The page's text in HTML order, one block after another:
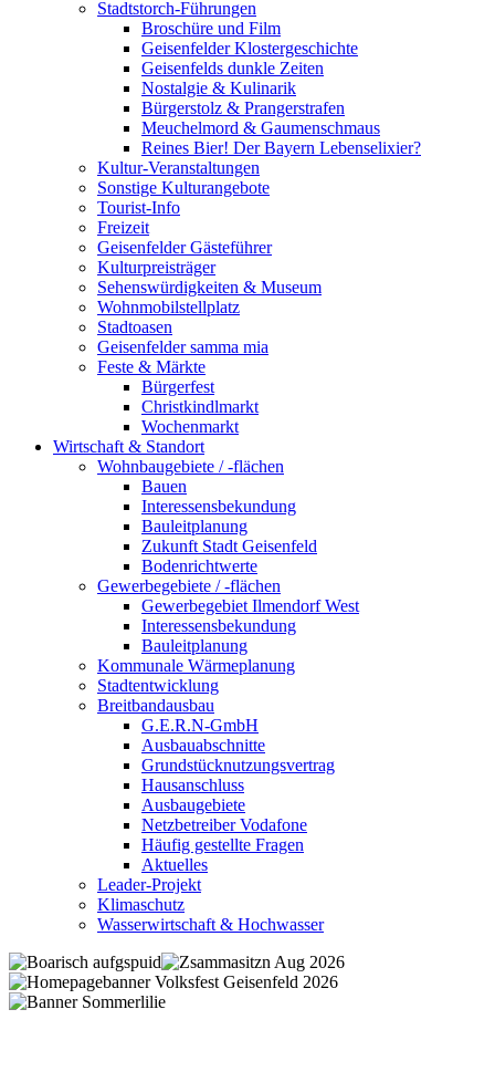
Stadtstorch-Führungen
Broschüre und Film
Geisenfelder Klostergeschichte
Geisenfelds dunkle Zeiten
Nostalgie & Kulinarik
Bürgerstolz & Prangerstrafen
Meuchelmord & Gaumenschmaus
Reines Bier! Der Bayern Lebenselixier?
Kultur-Veranstaltungen
Sonstige Kulturangebote
Tourist-Info
Freizeit
Geisenfelder Gästeführer
Kulturpreisträger
Sehenswürdigkeiten & Museum
Wohnmobilstellplatz
Stadtoasen
Geisenfelder samma mia
Feste & Märkte
Bürgerfest
Christkindlmarkt
Wochenmarkt
Wirtschaft & Standort
Wohnbaugebiete / -flächen
Bauen
Interessensbekundung
Bauleitplanung
Zukunft Stadt Geisenfeld
Bodenrichtwerte
Gewerbegebiete / -flächen
Gewerbegebiet Ilmendorf West
Interessensbekundung
Bauleitplanung
Kommunale Wärmeplanung
Stadtentwicklung
Breitbandausbau
G.E.R.N-GmbH
Ausbauabschnitte
Grundstücknutzungsvertrag
Hausanschluss
Ausbaugebiete
Netzbetreiber Vodafone
Häufig gestellte Fragen
Aktuelles
Leader-Projekt
Klimaschutz
Wasserwirtschaft & Hochwasser